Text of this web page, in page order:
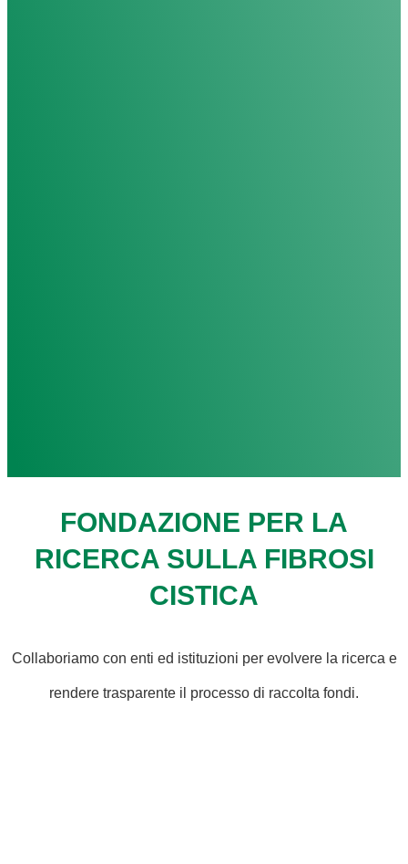
FONDAZIONE PER LA
RICERCA SULLA FIBROSI
CISTICA
Collaboriamo con enti ed istituzioni per evolvere la ricerca e
rendere trasparente il processo di raccolta fondi.